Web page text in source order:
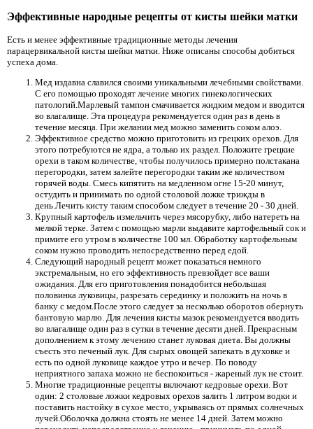
Эффективные народные рецепты от кисты шейки матки
Есть и менее эффективные традиционные методы лечения
парацервикальной кисты шейки матки. Ниже описаны способы добиться
успеха дома.
Мед издавна славился своими уникальными лечебными свойствами.
С его помощью проходят лечение многих гинекологических
патологий.Марлевый тампон смачивается жидким медом и вводится
во влагалище. Эта процедура рекомендуется один раз в день в
течение месяца. При желании мед можно заменить соком алоэ.
Эффективное средство можно приготовить из грецких орехов. Для
этого потребуются не ядра, а только их раздел. Положите грецкие
орехи в таком количестве, чтобы получилось примерно полстакана
перегородки, затем залейте перегородки таким же количеством
горячей воды. Смесь кипятить на медленном огне 15-20 минут,
остудить и принимать по одной столовой ложке трижды в
день.Лечить кисту таким способом следует в течение 20 - 30 дней.
Крупный картофель измельчить через мясорубку, либо натереть на
мелкой терке. Затем с помощью марли выдавите картофельный сок и
примите его утром в количестве 100 мл. Обработку картофельным
соком нужно проводить непосредственно перед едой.
Следующий народный рецепт может показаться немного
экстремальным, но его эффективность превзойдет все ваши
ожидания. Для его приготовления понадобится небольшая
половинка луковицы, разрезать серединку и положить на ночь в
банку с медом.После этого следует за несколько оборотов обернуть
бантовую марлю. Для лечения кисты мазок рекомендуется вводить
во влагалище один раз в сутки в течение десяти дней. Прекрасным
дополнением к этому лечению станет луковая диета. Вы должны
съесть это печеный лук. Для сырых овощей запекать в духовке и
есть по одной луковице каждое утро и вечер. По поводу
неприятного запаха можно не беспокоиться - жареный лук не стоит.
Многие традиционные рецепты включают кедровые орехи. Вот
один: 2 столовые ложки кедровых орехов залить 1 литром водки и
поставить настойку в сухое место, укрываясь от прямых солнечных
лучей.Оболочка должна стоять не менее 14 дней. Затем можно